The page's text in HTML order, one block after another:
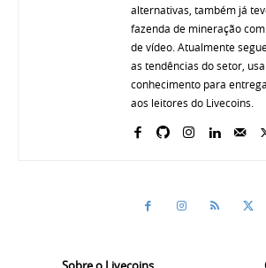
alternativas, também já
fazenda de mineração
de vídeo. Atualmente
as tendências do setor,
conhecimento para
aos leitores do Livecoins.